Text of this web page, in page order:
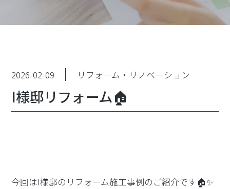
2026-02-09 リフォーム・リノベーション
I様邸リフォーム🏠
⁡今回はI様邸のリフォーム施工事例のご紹介です🏠✨